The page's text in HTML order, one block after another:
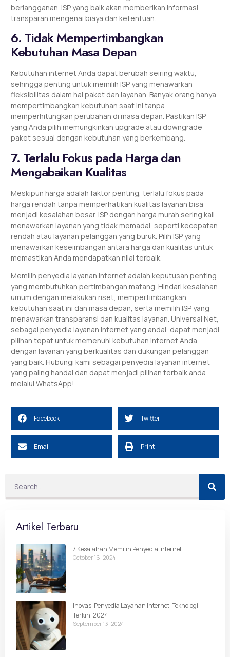
berlangganan. ISP yang baik akan memberikan informasi
transparan mengenai biaya dan ketentuan.
6. Tidak Mempertimbangkan
Kebutuhan Masa Depan
Kebutuhan internet Anda dapat berubah seiring waktu,
sehingga penting untuk memilih ISP yang menawarkan
fleksibilitas dalam hal paket dan layanan. Banyak orang hanya
mempertimbangkan kebutuhan saat ini tanpa
memperhitungkan perubahan di masa depan. Pastikan ISP
yang Anda pilih memungkinkan upgrade atau downgrade
paket sesuai dengan kebutuhan yang berkembang.
7. Terlalu Fokus pada Harga dan
Mengabaikan Kualitas
Meskipun harga adalah faktor penting, terlalu fokus pada
harga rendah tanpa memperhatikan kualitas layanan bisa
menjadi kesalahan besar. ISP dengan harga murah sering kali
menawarkan layanan yang tidak memadai, seperti kecepatan
rendah atau layanan pelanggan yang buruk. Pilih ISP yang
menawarkan keseimbangan antara harga dan kualitas untuk
memastikan Anda mendapatkan nilai terbaik.
Memilih penyedia layanan internet adalah keputusan penting
yang membutuhkan pertimbangan matang. Hindari kesalahan
umum dengan melakukan riset, mempertimbangkan
kebutuhan saat ini dan masa depan, serta memilih ISP yang
menawarkan transparansi dan kualitas layanan. Universal Net,
sebagai penyedia layanan internet yang andal, dapat menjadi
pilihan tepat untuk memenuhi kebutuhan internet Anda
dengan layanan yang berkualitas dan dukungan pelanggan
yang baik. Hubungi kami sebagai penyedia layanan internet
yang paling handal dan dapat menjadi pilihan terbaik anda
melalui WhatsApp!
Facebook Twitter
Email Print
Artikel Terbaru
7 Kesalahan Memilih Penyedia Internet
October 16, 2024
Inovasi Penyedia Layanan Internet: Teknologi
Terkini 2024
September 13, 2024